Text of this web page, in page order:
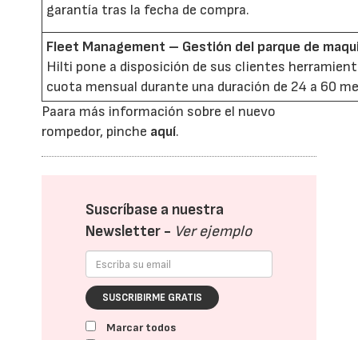
garantía tras la fecha de compra.
Fleet Management – Gestión del parque de
Hilti pone a disposición de sus clientes
cuota mensual durante una duración de 24 a 60
Paara más información sobre el nuevo
rompedor, pinche aquí.
Suscríbase a nuestra
Newsletter - Ver ejemplo
SUSCRIBIRME GRATIS
Marcar todos